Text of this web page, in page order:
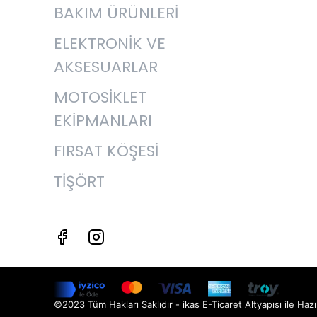
BAKIM ÜRÜNLERİ
ELEKTRONİK VE
AKSESUARLAR
MOTOSİKLET
EKİPMANLARI
FIRSAT KÖŞESİ
TİŞÖRT
©2023 Tüm Hakları Saklıdır - ikas E-Ticaret Altyapısı ile